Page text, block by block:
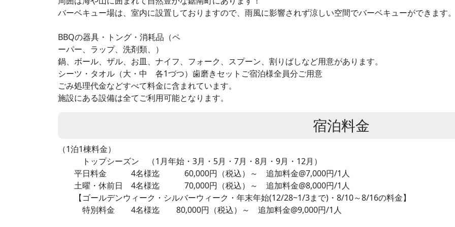
バーベキュー場は、室内に設置しておりますので、雨風に影響されず涼しい空間でバーベキューができます
BBQの器具・トング・消耗品（ペ
ーパー、ラップ、洗剤類、）
鍋、ボール、ザル、お皿、ナイフ、フォーク、スプーン、割りばしなど用意があります。
シーツ・タオル（大・中 各1づつ）歯磨きセットご宿泊様全員分ご用意
ごみ処理代金などすべて料金に含まれています。
施設にある設備は全てご利用可能となります。
宿泊料金
（1泊1棟料金）
トップシーズン （1月年始・3月・5月・7月・8月・9月・12月）
平日料金 4名様迄 60,000円（税込）～ 追加料金@7,000円/1人
土曜・休前日 4名様迄 70,000円（税込）～ 追加料金@8,000円/1人
【ゴールデンウィーク・シルバーウィーク・年末年始(12/28~1/3まで)・8/10～8/16の料金】
特別料金 4名様迄 80,000円（税込）～ 追加料金@9,000円/1人